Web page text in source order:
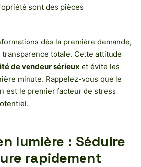
sont des pièces
dès la première demande,
totale. Cette attitude
de vendeur sérieux et évite les
minute. Rappelez-vous que le
est le premier facteur de stress
lumière : Séduire
rapidement